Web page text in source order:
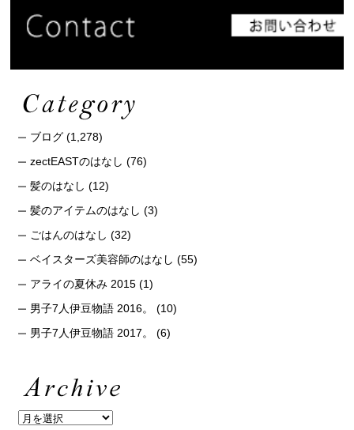
ブログ (1,278)
zectEASTのはなし (76)
髪のはなし (12)
髪のアイテムのはなし (3)
ごはんのはなし (32)
ベイスターズ美容師のはなし (55)
アライの夏休み 2015 (1)
男子7人伊豆物語 2016。
(10)
男子7人伊豆物語 2017。
(6)